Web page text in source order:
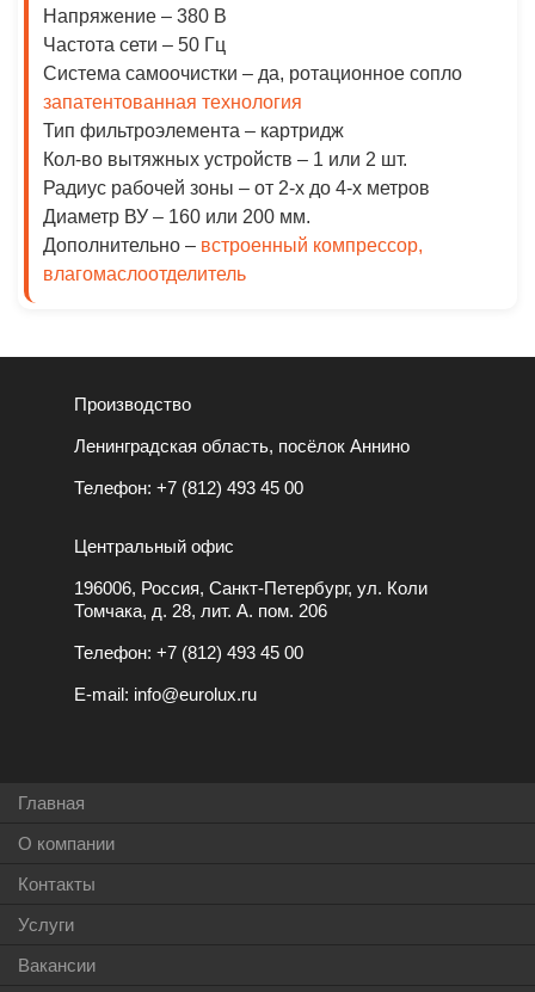
Напряжение – 380 В
Частота сети – 50 Гц
Система самоочистки – да, ротационное сопло
запатентованная технология
Тип фильтроэлемента – картридж
Кол-во вытяжных устройств – 1 или 2 шт.
Радиус рабочей зоны – от 2-х до 4-х метров
Диаметр ВУ – 160 или 200 мм.
Дополнительно – встроенный компрессор,
влагомаслоотделитель
Производство
Ленинградская область, посёлок Аннино
Телефон: +7 (812) 493 45 00
Центральный офис
196006, Россия, Санкт-Петербург, ул. Коли
Томчака, д. 28, лит. А. пом. 206
Телефон: +7 (812) 493 45 00
E-mail: info@eurolux.ru
Главная
О компании
Контакты
Услуги
Вакансии